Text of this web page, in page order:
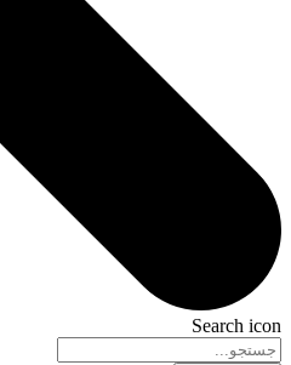
Search icon